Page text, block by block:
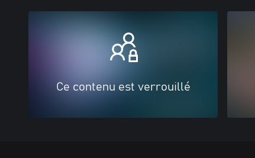
Ce contenu est verrouillé